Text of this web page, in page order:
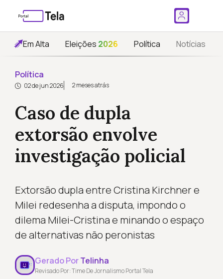
Em Alta Eleições 2026 Política Notícias
Política
02 de jun 2026 2 meses atrás
Caso de dupla
extorsão envolve
investigação policial
Extorsão dupla entre Cristina Kirchner e
Milei redesenha a disputa, impondo o
dilema Milei-Cristina e minando o espaço
de alternativas não peronistas
Gerado PorTelinha
Revisado Por: Time De Jornalismo Portal Tela